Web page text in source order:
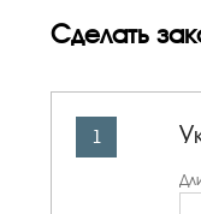
Сделать
1